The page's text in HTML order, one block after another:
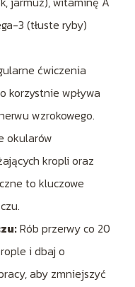
3 (tłuste ryby)
ćwiczenia
korzystnie wpływa
wzrokowego.
okularów
kropli oraz
to kluczowe
Rób przerwy co 20
i dbaj o
aby zmniejszyć